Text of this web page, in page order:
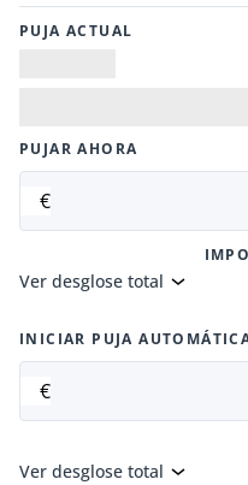
PUJA ACTUAL
PUJAR AHORA
€
Ver desglose total
INICIAR PUJA
€
Ver desglose total